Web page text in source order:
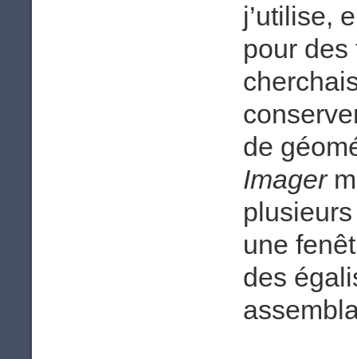
j’utilise,
pour des
de
Imager
une
des